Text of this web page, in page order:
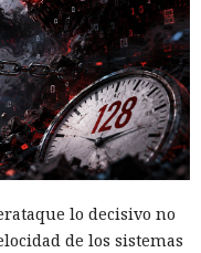
lo decisivo no
de los sistemas